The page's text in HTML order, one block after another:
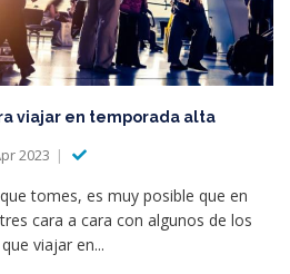
viajar en temporada alta
2023
tomes, es muy posible que en
cara a cara con algunos de los
viajar en...